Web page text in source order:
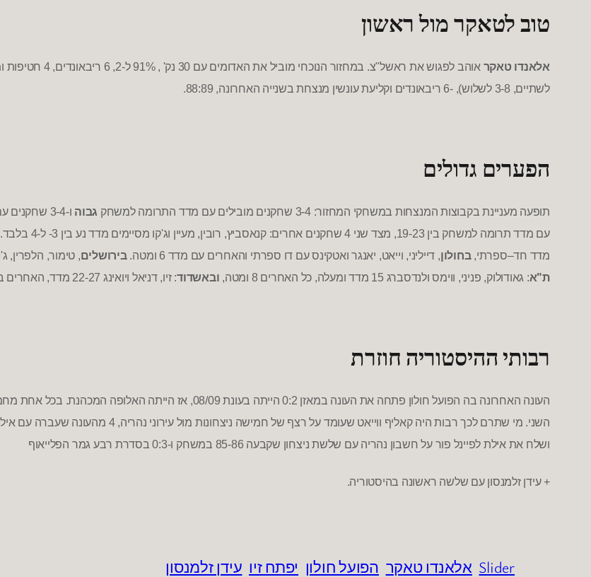
טוב לטאקר מול ראשון
אלאנדו טאקר אוהב לפגוש את ראשל"צ. במחזור הנוכחי מוביל את האדומים עם 30 נק' , 91% ל-2, 6 ריבאונדים, 4 חטיפות
לשתיים, 3-8 לשלוש), -6 ריבאונדים וקליעת עונשין מנצחת בשנייה האחרונה, 88:89.
הפערים גדולים
תופעה מעניינת בקבוצות המנצחות במשחקי המחזור: 3-4 שחקנים מובילים עם מדד התרומה למשחק גבוה ו-3-4 שחקנים
עם מדד תרומה למשחק בין 19-23, מצד שני 4 שחקנים אחרים:קנאסביץ, רובין, מעיין וג'קו מסיימים מדד נע בין 3- ל-4 בלבד.
מדד חד–ספרתי,בחולון, דייליני, וייאט, יאנגר ואטקינס עם דו ספרתי והאחרים עם מדד 6 ומטה.בירושלים, טימור, הלפרין, ג'
ת"א: גאודולוק, פניני, ווימס ולנדסברג 15 מדד ומעלה, כל האחרים 8 ומטה, ובאשדוד:זיו,דניאל ויואינג 22-27 מדד, האחרים
רבותי ההיסטוריה חוזרת
העונה האחרונה בה הפועל חולון פתחה את העונה במאזן 0:2 הייתה בעונת 08/09, אז הייתה האלופה המכהנת. בכל אחת
השני. מי שתרם לכך רבות היה קאליף ווייאט שעומד על רצף של חמישה ניצחונות מול עירוני נהריה,
4 מהעונה שעברה עם
ושלח את אילת לפיינל פור על חשבון נהריה עם שלשת ניצחון שקבעה 85-86 במשחק ו-0:3 בסדרת רבע גמר הפלייאוף
+עידן זלמנסון עם שלשה ראשונה בהיסטוריה.
Slider אלאנדו טאקר הפועל חולון יפתח זיו עידן זלמנסון